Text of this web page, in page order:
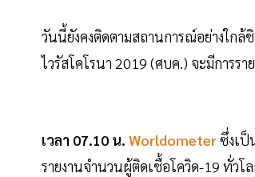
วันนี้ยังคงติดตามสถานการณ์อย่างใก
ไวรัสโคโรนา 2019 (ศบค.) จะมีการร
เวลา 07.10 น. Worldometerซึ่งเป็
รายงานจำนวนผู้ติดเชื้อโควิด-19 ทั่วโ